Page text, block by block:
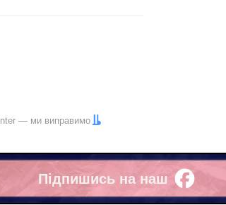
— ми виправимо
Підпишись на наш
Facebook